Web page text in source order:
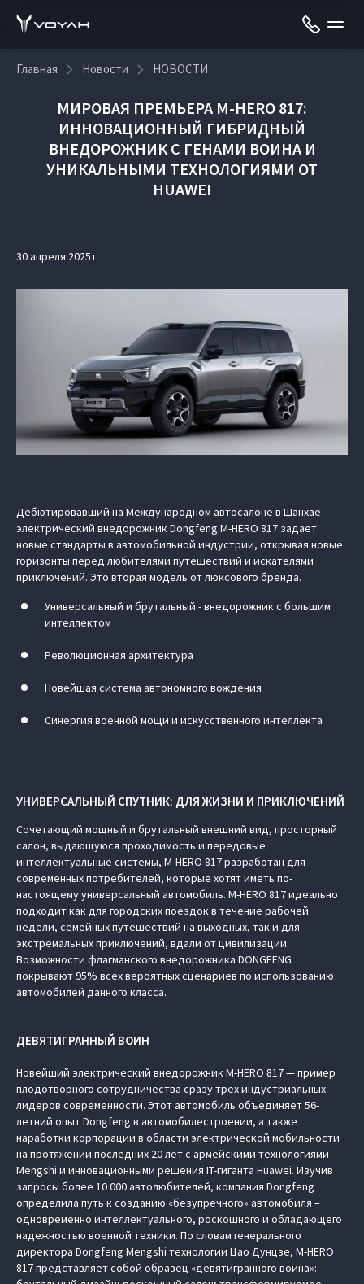
Главная Новости НОВОСТИ
МИРОВАЯ ПРЕМЬЕРА M‑HERO 817:
ИННОВАЦИОННЫЙ ГИБРИДНЫЙ
ВНЕДОРОЖНИК С ГЕНАМИ ВОИНА И
УНИКАЛЬНЫМИ ТЕХНОЛОГИЯМИ ОТ
HUAWEI
30 апреля 2025 г.
Дебютировавший на Международном автосалоне в Шанхае
электрический внедорожник Dongfeng M‑HERO 817 задает
новые стандарты в автомобильной индустрии, открывая новые
горизонты перед любителями путешествий и искателями
приключений. Это вторая модель от люксового бренда.
Универсальный и брутальный - внедорожник с большим
интеллектом
Революционная архитектура
Новейшая система автономного вождения
Синергия военной мощи и искусственного интеллекта
УНИВЕРСАЛЬНЫЙ СПУТНИК: ДЛЯ ЖИЗНИ И ПРИКЛЮЧЕНИЙ
Сочетающий мощный и брутальный внешний вид, просторный
салон, выдающуюся проходимость и передовые
интеллектуальные системы, M‑HERO 817 разработан для
современных потребителей, которые хотят иметь по-
настоящему универсальный автомобиль. M‑HERO 817 идеально
подходит как для городских поездок в течение рабочей
недели, семейных путешествий на выходных, так и для
экстремальных приключений, вдали от цивилизации.
Возможности флагманского внедорожника DONGFENG
покрывают 95% всех вероятных сценариев по использованию
автомобилей данного класса.
ДЕВЯТИГРАННЫЙ ВОИН
Новейший электрический внедорожник M‑HERO 817 — пример
плодотворного сотрудничества сразу трех индустриальных
лидеров современности. Этот автомобиль объединяет 56-
летний опыт Dongfeng в автомобилестроении, а также
наработки корпорации в области электрической мобильности
на протяжении последних 20 лет с армейскими технологиями
Mengshi и инновационными решения IT-гиганта Huawei. Изучив
запросы более 10 000 автолюбителей, компания Dongfeng
определила путь к созданию «безупречного» автомобиля –
одновременно интеллектуального, роскошного и обладающего
надежностью военной техники. По словам генерального
директора Dongfeng Mengshi технологии Цао Дунцзе, M‑HERO
817 представляет собой образец «девятигранного воина»: